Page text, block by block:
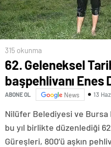
315 okunma
62. Geleneksel
başpehlivanı Enes
ABONE OL News 13
Nilüfer Belediyesi ve Bursa
bu yıl birlikte düzenlediği
Güreşleri, 800’ü aşkın